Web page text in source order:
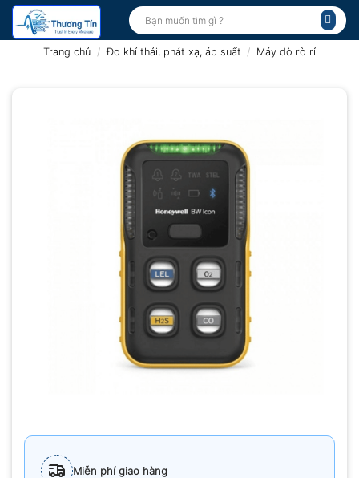
Bỏ
qua
Tìm
kiếm:
Trang chủ / Đo khí thải, phát xạ, áp suất / Máy dò rò rỉ
Miễn phí giao hàng